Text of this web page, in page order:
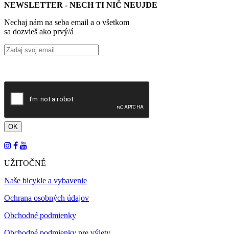
NEWSLETTER - NECH TI NIČ NEUJDE
Nechaj nám na seba email a o všetkom
sa dozvieš ako prvý/á
UŽITOČNÉ
Naše bicykle a vybavenie
Ochrana osobných údajov
Obchodné podmienky